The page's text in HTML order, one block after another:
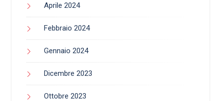
Aprile 2024
Febbraio 2024
Gennaio 2024
Dicembre 2023
Ottobre 2023